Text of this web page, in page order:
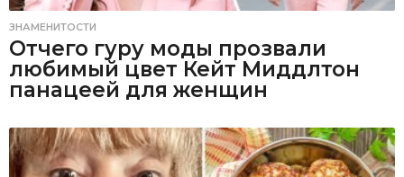
ЗНАМЕНИТОСТИ
Отчего гуру моды прозвали
любимый цвет Кейт Миддлтон
панацеей для женщин